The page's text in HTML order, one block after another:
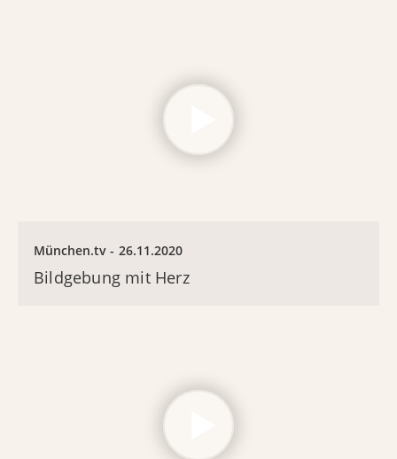
München.tv 26.11.2020
Bildgebung mit Herz